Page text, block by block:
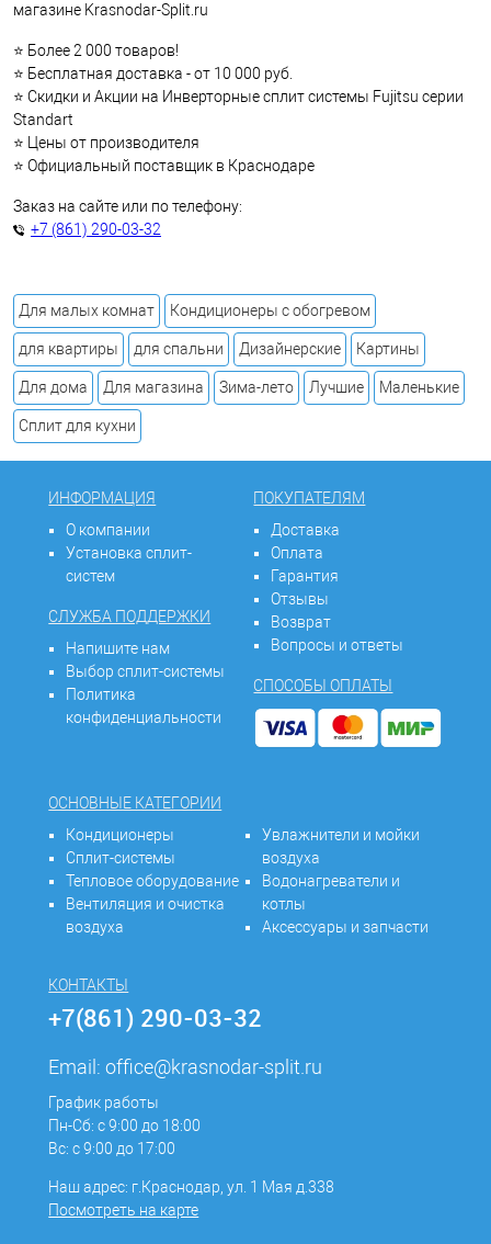
магазине Krasnodar-Split.ru
⭐ Более 2 000 товаров!
⭐ Бесплатная доставка - от 10 000 руб.
⭐ Скидки и Акции на Инверторные сплит системы Fujitsu серии
Standart
⭐ Цены от производителя
⭐ Официальный поставщик в Краснодаре
Заказ на сайте или по телефону:
+7 (861) 290-03-32
Для малых комнат Кондиционеры с обогревом
для квартиры для спальни Дизайнерские Картины
Для дома Для магазина Зима-лето Лучшие Маленькие
Сплит для кухни
ИНФОРМАЦИЯ
О компании
Установка сплит-
систем
СЛУЖБА ПОДДЕРЖКИ
Напишите нам
Выбор сплит-системы
Политика
конфиденциальности
ПОКУПАТЕЛЯМ
Доставка
Оплата
Гарантия
Отзывы
Возврат
Вопросы и ответы
СПОСОБЫ ОПЛАТЫ
ОСНОВНЫЕ КАТЕГОРИИ
Кондиционеры
Сплит-системы
Тепловое оборудование
Вентиляция и очистка
воздуха
Увлажнители и мойки
воздуха
Водонагреватели и
котлы
Аксессуары и запчасти
КОНТАКТЫ
+7(861) 290-03-32
Email:office@krasnodar-split.ru
График работы
Пн-Сб: с 9:00 до 18:00
Вс: с 9:00 до 17:00
Наш адрес: г.Краснодар, ул. 1 Мая д.338
Посмотреть на карте